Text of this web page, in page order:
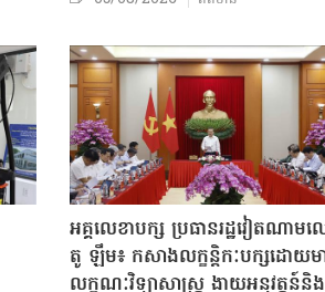
អគ្គលេខាបក្ស ប្រធានរដ្ឋវៀតណាម
តូ ឡឹម៖ កសាងលក្ខន្តិកៈបក្សដោយម
លក្ខណៈវិទ្យាសាស្ត្រ ងាយអនុវត្តន៍និង